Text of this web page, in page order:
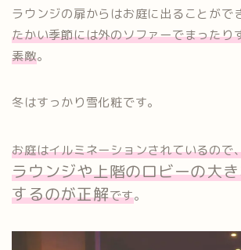
ラウンジの扉からはお庭に出ることがで
たかい季節には外のソファーでまったり
素敵。
冬はすっかり雪化粧です。
お庭はイルミネーションされているので
ラウンジや上階のロビーの大
するのが正解です。